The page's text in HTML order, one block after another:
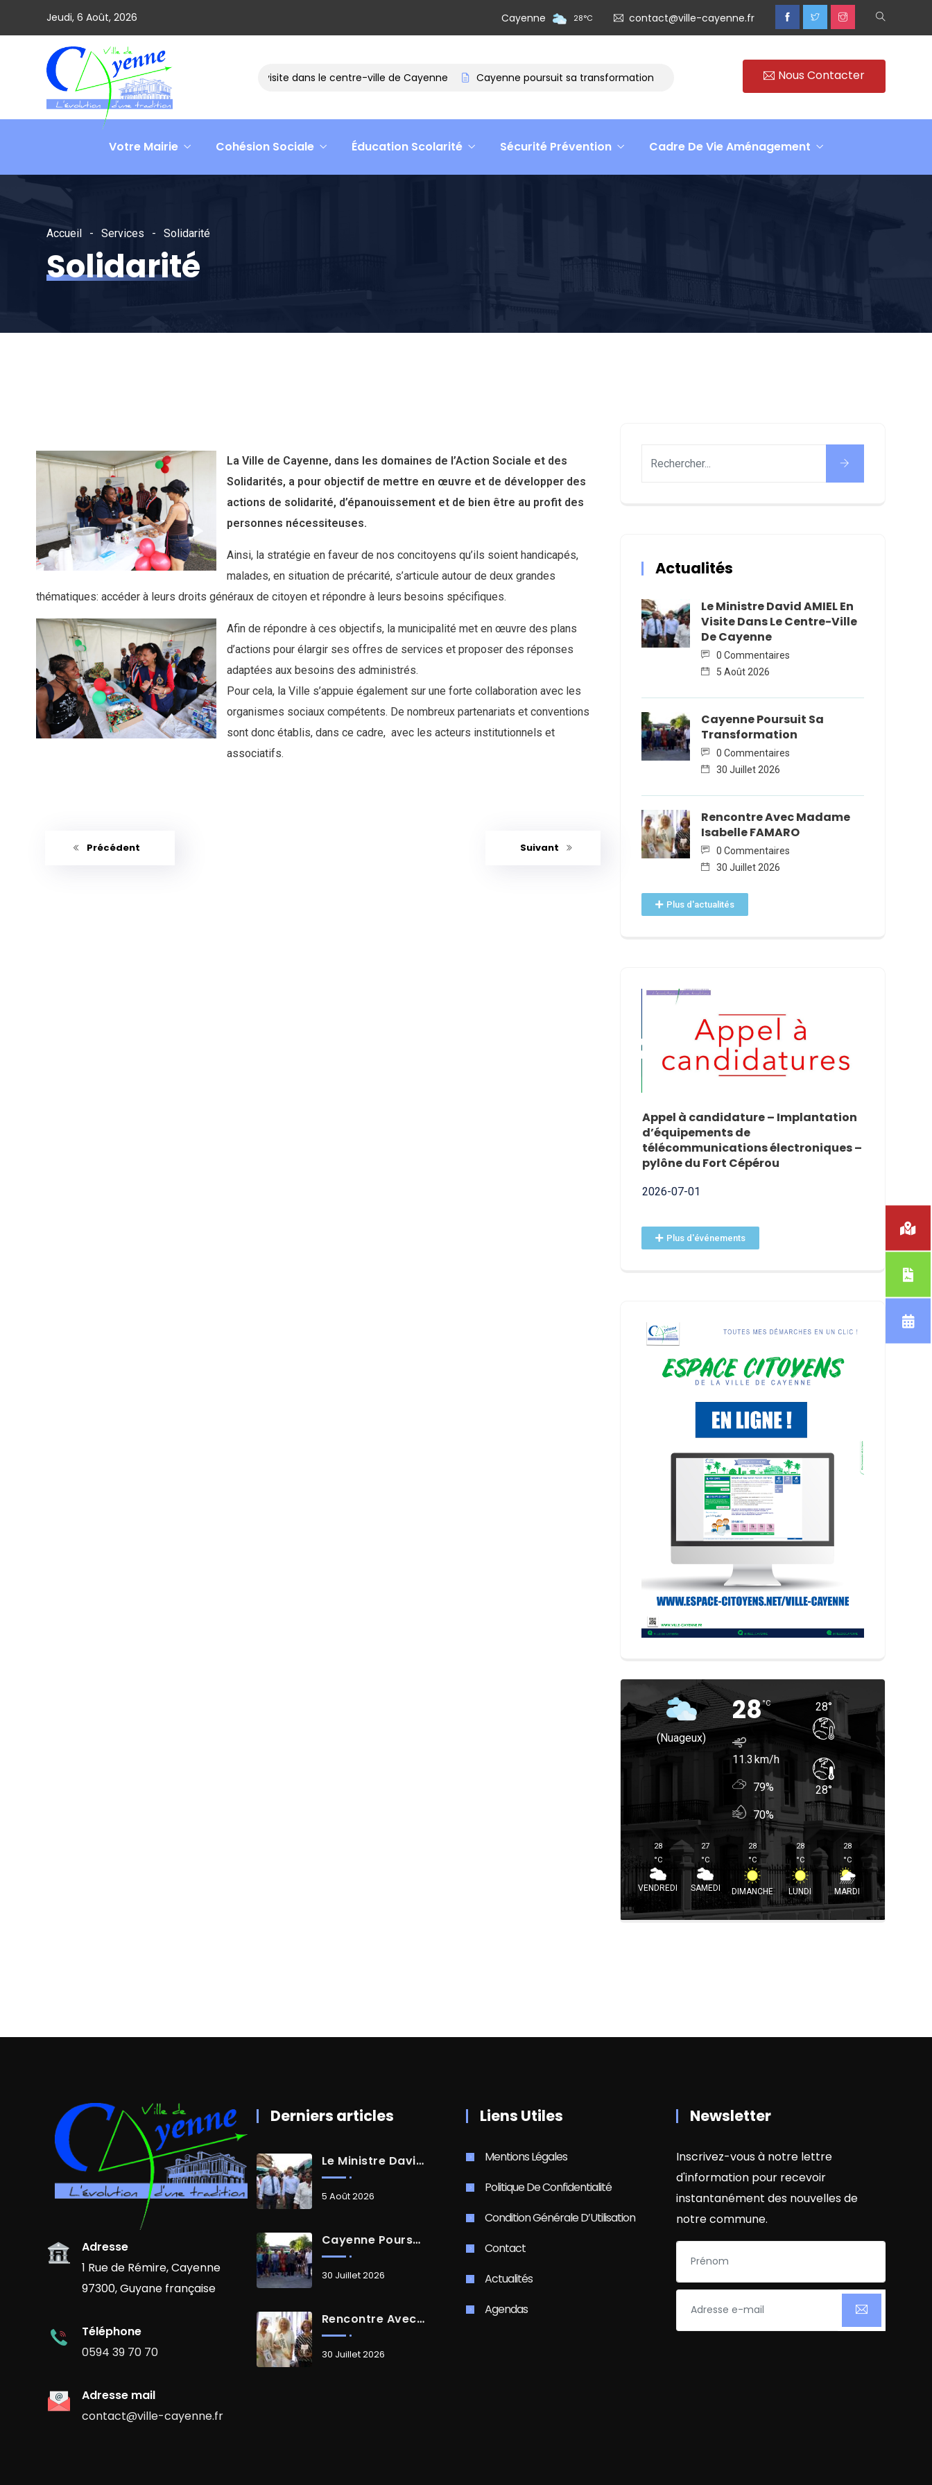
Jeudi, 6 Août, 2026 Cayenne 28°C contact@ville-cayenne.fr
Le ministre David AMIEL en visite dans le centre-ville de Cayenne Cayenne poursuit sa transformation Rencontre avec Madame Isabelle FAMARO
Nous Contacter
Votre Mairie Cohésion Sociale Éducation Scolarité Sécurité Prévention Cadre De Vie Aménagement
Accueil Services Solidarité
Solidarité
La Ville de Cayenne, dans les domaines de l’Action Sociale et des
Solidarités, a pour objectif de mettre en œuvre et de développer des
actions de solidarité, d’épanouissement et de bien être au profit des
personnes nécessiteuses.
Ainsi, la stratégie en faveur de nos concitoyens qu’ils soient handicapés,
malades, en situation de précarité, s’articule autour de deux grandes
thématiques: accéder à leurs droits généraux de citoyen et répondre à leurs besoins spécifiques.
Afin de répondre à ces objectifs, la municipalité met en œuvre des plans
d’actions pour élargir ses offres de services et proposer des réponses
adaptées aux besoins des administrés.
Pour cela, la Ville s’appuie également sur une forte collaboration avec les
organismes sociaux compétents. De nombreux partenariats et conventions
sont donc établis, dans ce cadre, avec les acteurs institutionnels et
associatifs.
Précédent Suivant
Actualités
Le Ministre David AMIEL En
Visite Dans Le Centre-Ville
De Cayenne
0 Commentaires
5 Août 2026
Cayenne Poursuit Sa
Transformation
0 Commentaires
30 Juillet 2026
Rencontre Avec Madame
Isabelle FAMARO
0 Commentaires
30 Juillet 2026
Plus d'actualités
Appel à candidature – Implantation
d’équipements de
télécommunications électroniques –
pylône du Fort Cépérou
2026-07-01
Plus d'événements
(nuageux)
28°C
11.3
79%
70%
28°
28°
28
°C
VENDREDI
27
°C
SAMEDI
28
°C
DIMANCHE
28
°C
LUNDI
28
°C
MARDI
Adresse
1 Rue de Rémire, Cayenne
97300, Guyane française
Téléphone
0594 39 70 70
Adresse mail
contact@ville-cayenne.fr
Derniers articles
Le Ministre David AMIEL En Visite Dans Le Centre-Ville De Cayenne
5 Août 2026
Cayenne Poursuit Sa Transformation
30 Juillet 2026
Rencontre Avec Madame Isabelle FAMARO
30 Juillet 2026
Liens Utiles
Mentions Légales
Politique De Confidentialité
Condition Générale D’Utilisation
Contact
Actualités
Agendas
Newsletter
Inscrivez-vous à notre lettre
d'information pour recevoir
instantanément des nouvelles de
notre commune.